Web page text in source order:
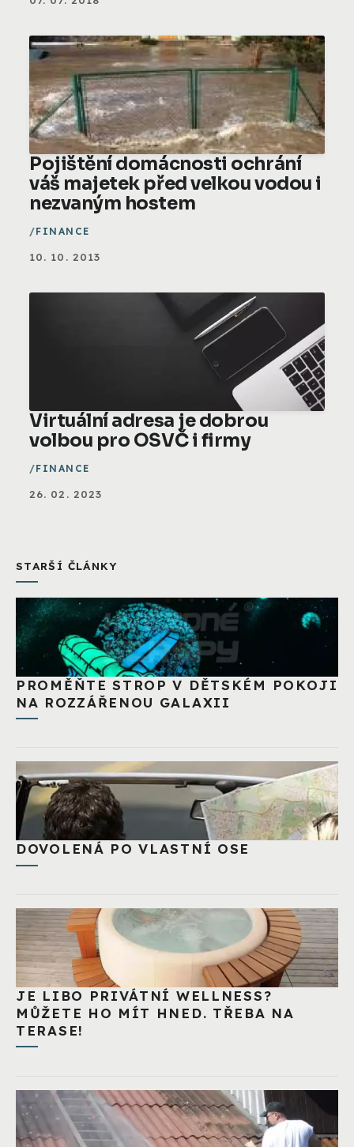
Pojištění domácnosti ochrání
váš majetek před velkou vodou i
nezvaným hostem
FINANCE
10. 10. 2013
Virtuální adresa je dobrou
volbou pro OSVČ i firmy
FINANCE
26. 02. 2023
STARŠÍ ČLÁNKY
PROMĚŇTE STROP V DĚTSKÉM POKOJI
NA ROZZÁŘENOU GALAXII
DOVOLENÁ PO VLASTNÍ OSE
JE LIBO PRIVÁTNÍ WELLNESS?
MŮŽETE HO MÍT HNED. TŘEBA NA
TERASE!